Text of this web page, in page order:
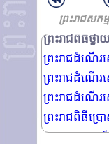
ព្រះរាជសក
ព្រះរាជពិធីថ្វ
ព្រះរាជដំណើរ
ព្រះរាជដំណើរ
ព្រះរាជដំណើរ
ព្រះរាជពិធីប្រ
ឯកអគ្គរាជទូត